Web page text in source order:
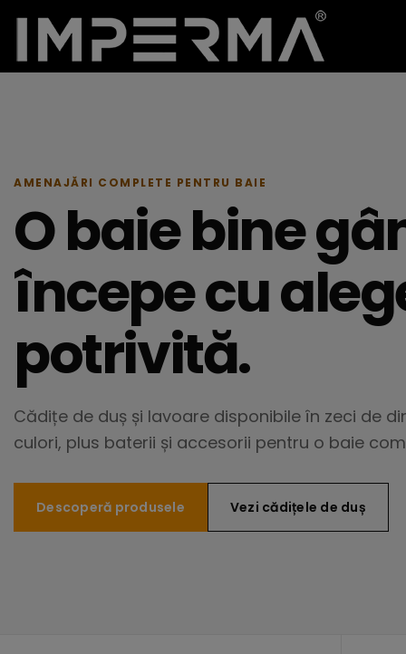
AMENAJĂRI COMPLETE PENTRU BAIE
O baie bine
începe cu
potrivită.
Cădițe de duș și lavoare disponibile în zeci de
culori, plus baterii și accesorii pentru o baie
Descoperă produsele Vezi cădițele de duș